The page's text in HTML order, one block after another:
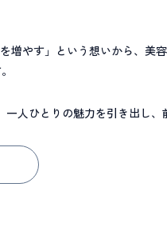
増やす」という想いから、美
人ひとりの魅力を引き出し